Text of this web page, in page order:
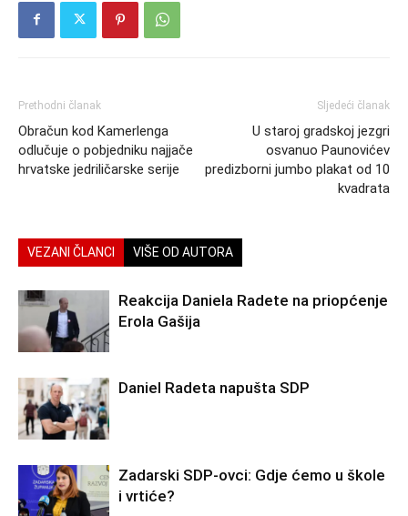
Prethodni članak
Obračun kod Kamerlenga
odlučuje o pobjedniku najjače
hrvatske jedriličarske serije
Sljedeći članak
U staroj gradskoj jezgri
osvanuo Paunovićev
predizborni jumbo plakat od 10
kvadrata
VEZANI ČLANCI VIŠE OD AUTORA
Reakcija Daniela Radete na priopćenje
Erola Gašija
Daniel Radeta napušta SDP
Zadarski SDP-ovci: Gdje ćemo u škole
i vrtiće?